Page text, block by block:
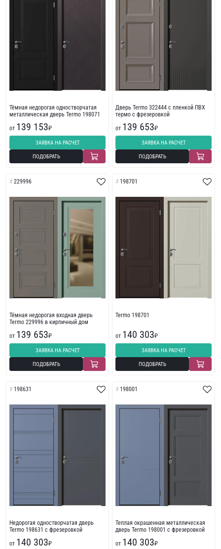
Тёмная недорогая одностворчатая
металлическая дверь Termo 198071
от 139 153₽
ЗАЯВКА НА РАСЧЕТ
ПОДОБРАТЬ
Дверь Termo 322444 с пленкой ПВХ
термо с фрезеровкой
от 139 653₽
ЗАЯВКА НА РАСЧЕТ
ПОДОБРАТЬ
229996
Тёмная недорогая входная дверь
Termo 229996 в кирпичный дом
от 139 653₽
ЗАЯВКА НА РАСЧЕТ
ПОДОБРАТЬ
198701
Termo 198701
от 140 303₽
ЗАЯВКА НА РАСЧЕТ
ПОДОБРАТЬ
198631
Недорогая одностворчатая дверь
Termo 198631 с фрезеровкой
от 140 303₽
198001
Теплая окрашенная металлическая
дверь Termo 198001 с фрезеровкой
от 140 303₽